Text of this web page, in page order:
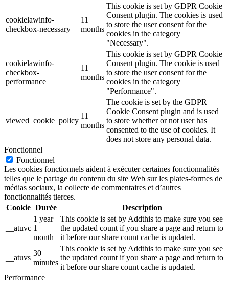
cookielawinfo-
checkbox-necessary
11
months
This cookie is set by GDPR Cookie
Consent plugin. The cookies is used
to store the user consent for the
cookies in the category
"Necessary".
cookielawinfo-
checkbox-
performance
11
months
This cookie is set by GDPR Cookie
Consent plugin. The cookie is used
to store the user consent for the
cookies in the category
"Performance".
viewed_cookie_policy
11
months
The cookie is set by the GDPR
Cookie Consent plugin and is used
to store whether or not user has
consented to the use of cookies. It
does not store any personal data.
Fonctionnel
Fonctionnel
Les cookies fonctionnels aident à exécuter certaines fonctionnalités
telles que le partage du contenu du site Web sur les plates-formes de
médias sociaux, la collecte de commentaires et d’autres
fonctionnalités tierces.
Cookie Durée Description
__atuvc
1 year
1
month
This cookie is set by Addthis to make sure you see
the updated count if you share a page and return to
it before our share count cache is updated.
__atuvs
30
minutes
This cookie is set by Addthis to make sure you see
the updated count if you share a page and return to
it before our share count cache is updated.
Performance